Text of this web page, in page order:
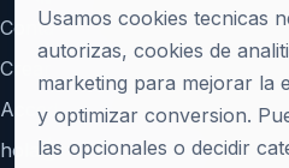
Contacto
Crear cuenta
Acceder
hola@publicagratis.es
Usamos cookies tecnicas
autorizas, cookies de
marketing para mejorar la
y optimizar conversion.
las opcionales o decidir